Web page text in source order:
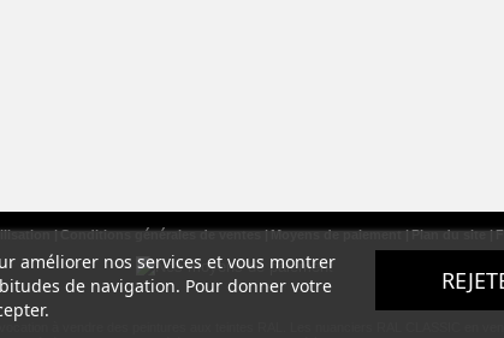
Conditions générales de ventes Moyens de paiement Plan du site
améliorer nos services et vous montrer
de navigation. Pour donner votre